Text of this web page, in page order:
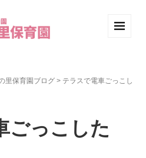
里保育園ブログ > テラスで電車ごっこし
ごっこした